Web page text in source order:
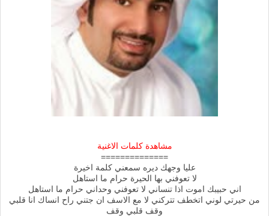
مشاهدة كلمات الاغنية
==============
عليا وجهك ديره سمعني كلمة اخيرة
لا تعوفني بها الحيرة حرام ما استاهل
اني حبيبك اموت اذا تنساني لا تعوفني وحداني حرام ما استاهل
من حيرتي لوني اتخطف تتركني لا مع الاسف ان جتني راح انساك انا قلبي
وقف قلبي وقف